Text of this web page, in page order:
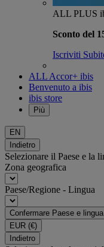
ALL PLUS
Sconto del
Iscriviti
ALL Accor+ ibis
Benvenuto a ibis
ibis store
Più
EN
Indietro
Selezionare il Paese e la
Zona geografica
Paese/Regione - Lingua
Confermare Paese e lingua
EUR (€)
Indietro